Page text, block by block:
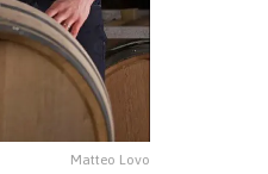
Matteo Lovo